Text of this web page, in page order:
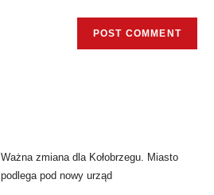
Ważna zmiana dla Kołobrzegu. Miasto
podlega pod nowy urząd